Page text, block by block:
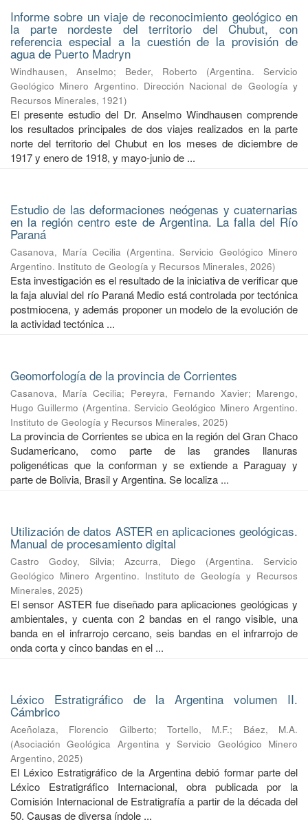
Informe sobre un viaje de reconocimiento geológico en
la parte nordeste del territorio del Chubut, con
referencia especial a la cuestión de la provisión de
agua de Puerto Madryn
Windhausen, Anselmo; Beder, Roberto (Argentina. Servicio
Geológico Minero Argentino. Dirección Nacional de Geología y
Recursos Minerales, 1921)
El presente estudio del Dr. Anselmo Windhausen comprende
los resultados principales de dos viajes realizados en la parte
norte del territorio del Chubut en los meses de diciembre de
1917 y enero de 1918, y mayo-junio de ...
Estudio de las deformaciones neógenas y cuaternarias
en la región centro este de Argentina. La falla del Río
Paraná
Casanova, María Cecilia (Argentina. Servicio Geológico Minero
Argentino. Instituto de Geología y Recursos Minerales, 2026)
Esta investigación es el resultado de la iniciativa de verificar que
la faja aluvial del río Paraná Medio está controlada por tectónica
postmiocena, y además proponer un modelo de la evolución de
la actividad tectónica ...
Geomorfología de la provincia de Corrientes
Casanova, María Cecilia; Pereyra, Fernando Xavier; Marengo,
Hugo Guillermo (Argentina. Servicio Geológico Minero Argentino.
Instituto de Geología y Recursos Minerales, 2025)
La provincia de Corrientes se ubica en la región del Gran Chaco
Sudamericano, como parte de las grandes llanuras
poligenéticas que la conforman y se extiende a Paraguay y
parte de Bolivia, Brasil y Argentina. Se localiza ...
Utilización de datos ASTER en aplicaciones geológicas.
Manual de procesamiento digital
Castro Godoy, Silvia; Azcurra, Diego (Argentina. Servicio
Geológico Minero Argentino. Instituto de Geología y Recursos
Minerales, 2025)
El sensor ASTER fue diseñado para aplicaciones geológicas y
ambientales, y cuenta con 2 bandas en el rango visible, una
banda en el infrarrojo cercano, seis bandas en el infrarrojo de
onda corta y cinco bandas en el ...
Léxico Estratigráfico de la Argentina volumen II.
Cámbrico
Aceñolaza, Florencio Gilberto;Tortello, M.F.; Báez, M.A.
(Asociación Geológica Argentina y Servicio Geológico Minero
Argentino, 2025)
El Léxico Estratigráfico de la Argentina debió formar parte del
Léxico Estratigráfico Internacional, obra publicada por la
Comisión Internacional de Estratigrafía a partir de la década del
50. Causas de diversa índole ...